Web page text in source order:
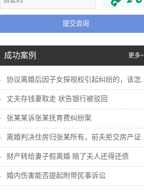
提交咨询
成功案例 更多+
协议离婚后因子女探视权引起纠纷的，该怎么...
丈夫存钱妻取走 状告银行被驳回
张某某诉张某抚育费纠纷案
离婚判决住房归张某所有，前夫拒交房产证怎...
财产转给妻子假离婚 赔了夫人还得还债
婚内伤害能否提起附带民事诉讼